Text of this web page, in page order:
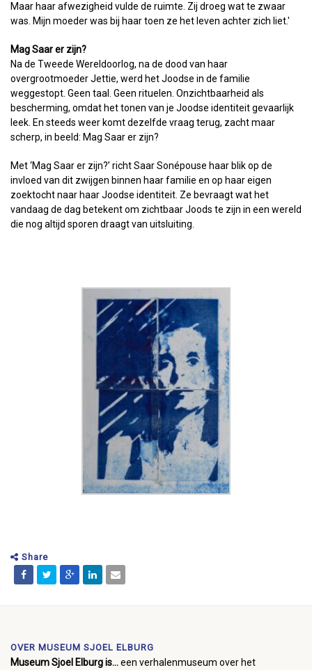
Maar haar afwezigheid vulde de ruimte. Zij droeg wat te zwaar
was. Mijn moeder was bij haar toen ze het leven achter zich liet.'
Mag Saar er zijn?
Na de Tweede Wereldoorlog, na de dood van haar
overgrootmoeder Jettie, werd het Joodse in de familie
weggestopt. Geen taal. Geen rituelen. Onzichtbaarheid als
bescherming, omdat het tonen van je Joodse identiteit gevaarlijk
leek. En steeds weer komt dezelfde vraag terug, zacht maar
scherp, in beeld: Mag Saar er zijn?
Met ‘Mag Saar er zijn?’ richt Saar Sonépouse haar blik op de
invloed van dit zwijgen binnen haar familie en op haar eigen
zoektocht naar haar Joodse identiteit. Ze bevraagt wat het
vandaag de dag betekent om zichtbaar Joods te zijn in een wereld
die nog altijd sporen draagt van uitsluiting.
Share
OVER MUSEUM SJOEL ELBURG
Museum Sjoel Elburg is...een verhalenmuseum over het